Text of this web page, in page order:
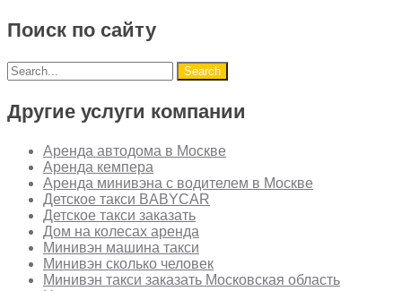
Поиск по сайту
Другие услуги компании
Аренда автодома в Москве
Аренда кемпера
Аренда минивэна с водителем в Москве
Детское такси BABYCAR
Детское такси заказать
Дом на колесах аренда
Минивэн машина такси
Минивэн сколько человек
Минивэн такси заказать Московская область